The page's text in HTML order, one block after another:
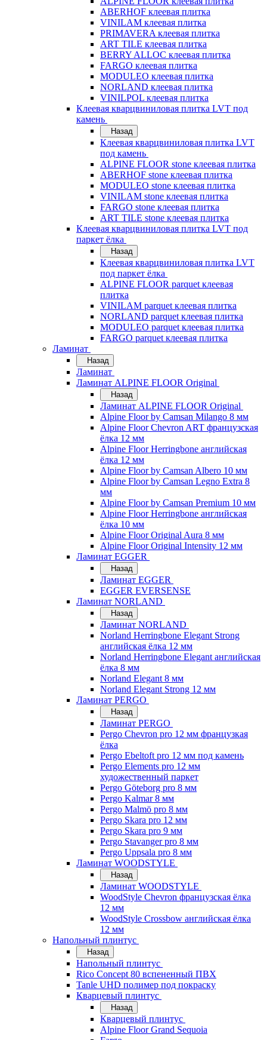
ABERHOF клеевая плитка
VINILAM клеевая плитка
PRIMAVERA клеевая плитка
ART TILE клеевая плитка
BERRY ALLOC клеевая плитка
FARGO клеевая плитка
MODULEO клеевая плитка
NORLAND клеевая плитка
VINILPOL клеевая плитка
Клеевая кварцвиниловая плитка LVT под
камень
Назад
Клеевая кварцвиниловая плитка LVT
под камень
ALPINE FLOOR stone клеевая плитка
ABERHOF stone клеевая плитка
MODULEO stone клеевая плитка
VINILAM stone клеевая плитка
FARGO stone клеевая плитка
ART TILE stone клеевая плитка
Клеевая кварцвиниловая плитка LVT под
паркет ёлка
Назад
Клеевая кварцвиниловая плитка LVT
под паркет ёлка
ALPINE FLOOR parquet клеевая
плитка
VINILAM parquet клеевая плитка
NORLAND parquet клеевая плитка
MODULEO parquet клеевая плитка
FARGO parquet клеевая плитка
Ламинат
Назад
Ламинат
Ламинат ALPINE FLOOR Original
Назад
Ламинат ALPINE FLOOR Original
Alpine Floor by Camsan Milango 8 мм
Alpine Floor Chevron ART французская
ёлка 12 мм
Alpine Floor Herringbone английская
ёлка 12 мм
Alpine Floor by Camsan Albero 10 мм
Alpine Floor by Camsan Legno Extra 8
мм
Alpine Floor by Camsan Premium 10 мм
Alpine Floor Herringbone английская
ёлка 10 мм
Alpine Floor Original Aura 8 мм
Alpine Floor Original Intensity 12 мм
Ламинат EGGER
Назад
Ламинат EGGER
EGGER EVERSENSE
Ламинат NORLAND
Назад
Ламинат NORLAND
Norland Herringbone Elegant Strong
английская ёлка 12 мм
Norland Herringbone Elegant английская
ёлка 8 мм
Norland Elegant 8 мм
Norland Elegant Strong 12 мм
Ламинат PERGO
Назад
Ламинат PERGO
Pergo Chevron pro 12 мм французкая
ёлка
Pergo Ebeltoft pro 12 мм под камень
Pergo Elements pro 12 мм
художественный паркет
Pergo Göteborg pro 8 мм
Pergo Kalmar 8 мм
Pergo Malmö pro 8 мм
Pergo Skara pro 12 мм
Pergo Skara pro 9 мм
Pergo Stavanger pro 8 мм
Pergo Uppsala pro 8 мм
Ламинат WOODSTYLE
Назад
Ламинат WOODSTYLE
WoodStyle Chevron французская ёлка
12 мм
WoodStyle Crossbow английская ёлка
12 мм
Напольный плинтус
Назад
Напольный плинтус
Rico Concept 80 вспененный ПВХ
Tanle UHD полимер под покраску
Кварцевый плинтус
Назад
Кварцевый плинтус
Alpine Floor Grand Sequoia